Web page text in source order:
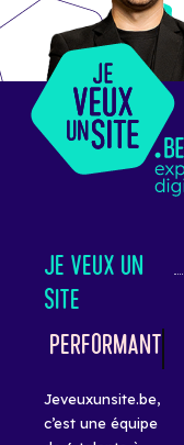
JE VEUX UN
SITE
ÉLÉGANT
Jeveuxunsite.be,
c’est une équipe